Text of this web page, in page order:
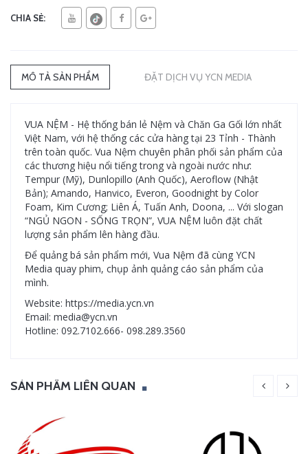
CHIA SẺ:
MÔ TẢ SẢN PHẨM ĐẶT DỊCH VỤ YCN MEDIA
VUA NỆM - Hệ thống bán lẻ Nệm và Chăn Ga Gối lớn nhất
Việt Nam, với hệ thống các cửa hàng tại 23 Tỉnh - Thành
trên toàn quốc. Vua Nệm chuyên phân phối sản phẩm của
các thương hiệu nổi tiếng trong và ngoài nước như:
Tempur (Mỹ), Dunlopillo (Anh Quốc), Aeroflow (Nhật
Bản); Amando, Hanvico, Everon, Goodnight by Color
Foam, Kim Cương; Liên Á, Tuấn Anh, Doona, ... Với slogan
“NGỦ NGON - SỐNG TRỌN”, VUA NỆM luôn đặt chất
lượng sản phẩm lên hàng đầu.
Để quảng bá sản phẩm mới, Vua Nệm đã cùng YCN
Media quay phim, chụp ảnh quảng cáo sản phẩm của
mình.
Website: https://media.ycn.vn
Email: media@ycn.vn
Hotline: 092.7102.666- 098.289.3560
SẢN PHẨM LIÊN QUAN